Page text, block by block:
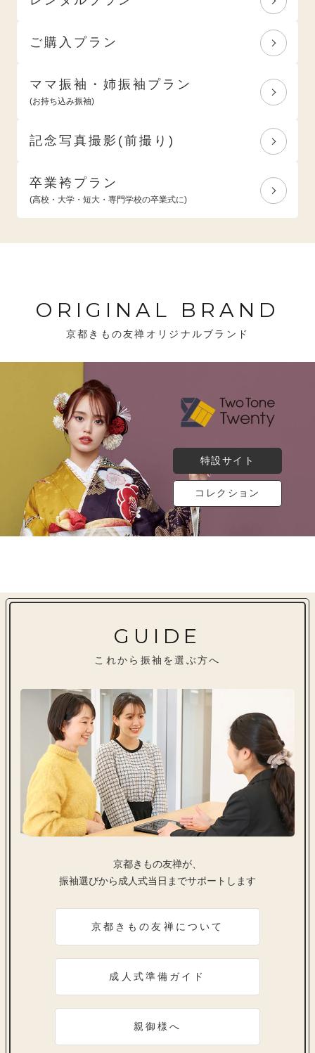
ご購入プラン
ママ振袖・姉振袖プラン
(お持ち込み振袖)
記念写真撮影(前撮り)
卒業袴プラン
(高校・大学・短大・専門学校の卒業式に)
ORIGINAL BRAND
京都きもの友禅オリジナルブランド
特設サイト
コレクション
GUIDE
これから振袖を選ぶ方へ
京都きもの友禅が、
振袖選びから成人式当日までサポートします
京都きもの友禅について
成人式準備ガイド
親御様へ